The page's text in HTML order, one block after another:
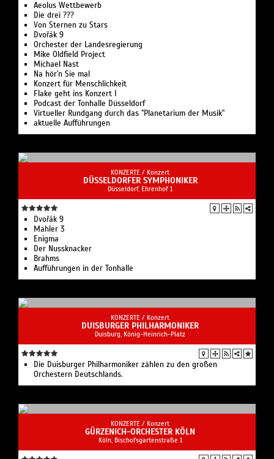
Aeolus Wettbewerb
Die drei ???
Von Sternen zu Stars
Dvořák 9
Orchester der Landesregierung
Mike Oldfield Project
Michael Nast
Na hör'n Sie mal
Konzert für Menschlichkeit
Flake geht ins Konzert I
Podcast der Tonhalle Düsseldorf
Virtueller Rundgang durch das "Planetarium der Musik"
aktuelle Aufführungen
KONZERTE / Konzert
DÜSSELDORFER SYMPHONIKER
Düsseldorf, Ehrenhof 1
Dvořák 9
Mahler 3
Enigma
Der Nussknacker
Brahms
Aufführungen in der Tonhalle
KONZERTE / Konzert
DUISBURGER PHILHARMONIKER
Duisburg, König-Heinrich-Platz
Die Duisburger Philharmoniker zählen zu den großen
Orchestern Deutschlands.
KONZERTE / Konzert
GÜRZENICH-ORCHESTER KÖLN
Köln, Bischofsgartenstraße 1